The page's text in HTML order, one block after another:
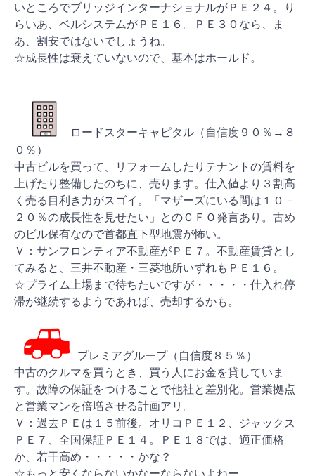
いところでブリッジインターナショナルがＰＥ２４。り
らいあ、ベルシステムがＰＥ１６。ＰＥ３０なら、ま
あ、割安ではないでしょうね。
☆成長性は衰えていないので、基本はホールド。
ロードスターキャピタル（自信度９０％→８
０％）
中古ビルを買って、リフォームしたりテナントの賃料を
上げたり整備したのちに、売ります。仕入値より３割高
く売る目利き力がスゴイ。「マザーズにいる間は１０－
２０％の成長性を見せたい」とのＣＦＯ発言あり。古め
のビル保有なので首都直下型地震が怖い。
Ｖ：サンフロンティア不動産がＰＥ７。不動産賃貸とし
てみると、三井不動産・三菱地所いずれもＰＥ１６。
☆プライム上場まで待ちたいですが・・・・・仕入れ停
滞が継続するようであれば、売却するかも。
プレミアグループ（自信度８５％）
中古のクルマを買うとき、買う人にお金を貸していま
す。故障の保証をつけることで他社と差別化。営業拠点
と営業マンを倍増させる計画アリ。
Ｖ：過去ＰＥは１５前後。オリコＰＥ１２、ジャックス
ＰＥ７、全国保証ＰＥ１４。ＰＥ１８では、適正価格
か、若干高め・・・・・かな？
☆もっと安くならないかなーならないよねー。